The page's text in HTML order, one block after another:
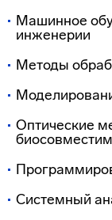
Машинное
инженерии
Методы
Оптические
Системный